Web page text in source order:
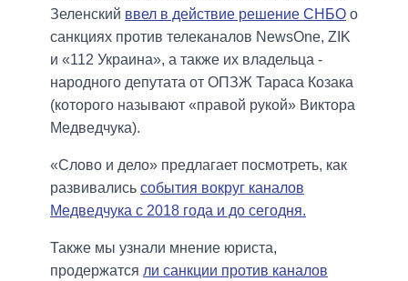
Зеленский ввел в действие решение СНБО о
санкциях против телеканалов NewsOne, ZIK
и «112 Украина», а также их владельца -
народного депутата от ОПЗЖ Тараса Козака
(которого называют «правой рукой» Виктора
Медведчука).
«Слово и дело» предлагает посмотреть, как
развивались события вокруг каналов
Медведчука с 2018 года и до сегодня.
Также мы узнали мнение юриста,
продержатся ли санкции против каналов